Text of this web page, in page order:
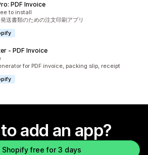
PDF Invoice
to install
送書類のための注文印刷アプリ
‑ PDF Invoice
for PDF invoice, packing slip, receipt
add an app?
Shopify free for 3 days